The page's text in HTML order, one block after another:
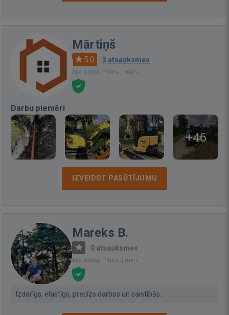
Mārtiņš
5.0 · 3 atsauksmes
Bija vietnē: Pirms 1 mēn.
Darbu piemēri
+46
IZVEIDOT PASŪTĪJUMU
Mareks B.
· 0 atsauksmes
Bija vietnē: Pirms 2 mēn.
Izdarīgs, elastīgs, precīzs darbos un saistībās.